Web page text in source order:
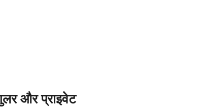
और प्राइवेट